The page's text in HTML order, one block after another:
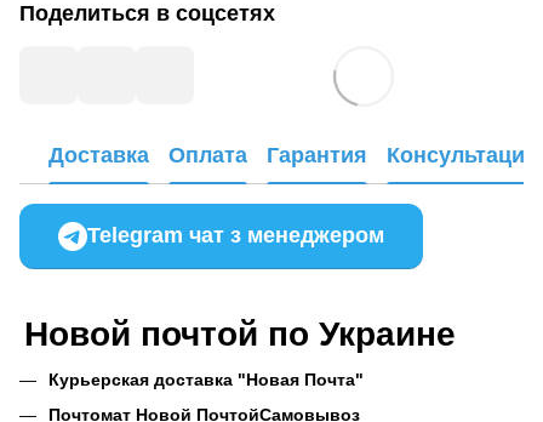
Поделиться в соцсетях
Доставка Оплата Гарантия Консультация
Telegram чат з менеджером
Новой почтой по Украине
Курьерская доставка "Новая Почта"
Почтомат Новой ПочтойСамовывоз